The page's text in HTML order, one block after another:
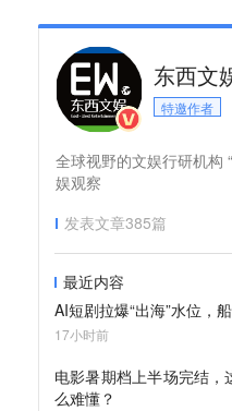
东西文
特邀作者
全球视野的文娱行研机构
娱观察
发表文章385篇
最近内容
AI短剧拉爆“出海”水位，
17小时前
电影暑期档上半场完结，
么难懂？